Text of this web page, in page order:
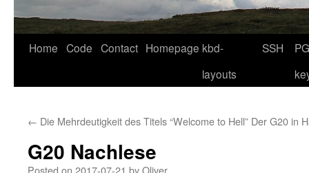
Home Code Contact Homepage kbd-
layouts
SSH
← Die Mehrdeutigkeit des Titels “Welcome to Hell” Der G20 in
G20 Nachlese
Posted on 2017-07-21 byOliver